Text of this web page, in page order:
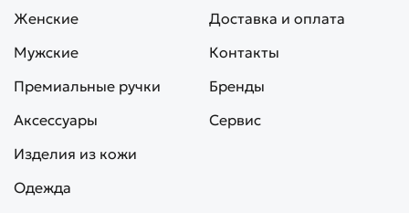
Женские
Мужские
Премиальные ручки
Аксессуары
Изделия из кожи
Одежда
Доставка и оплата
Контакты
Бренды
Сервис